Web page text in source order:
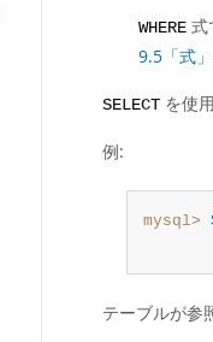
WHERE 式
9.5「式」
SELECT を使
例:
mysql>
テーブルが参